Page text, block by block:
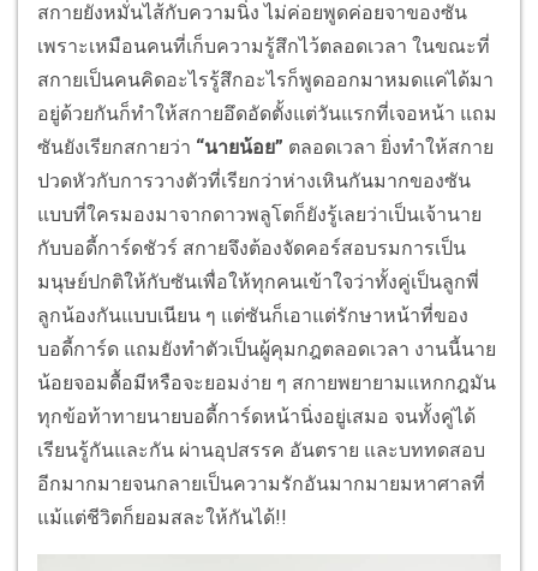
สกายยังหมั่นไส้กับความนิ่ง ไม่ค่อยพูดค่อยจาของซัน
เพราะเหมือนคนที่เก็บความรู้สึกไว้ตลอดเวลา ในขณะที่
สกายเป็นคนคิดอะไรรู้สึกอะไรก็พูดออกมาหมดแค่ได้มา
อยู่ด้วยกันก็ทำให้สกายอึดอัดตั้งแต่วันแรกที่เจอหน้า แถม
ซันยังเรียกสกายว่า “นายน้อย” ตลอดเวลา ยิ่งทำให้สกาย
ปวดหัวกับการวางตัวที่เรียกว่าห่างเหินกันมากของซัน
แบบที่ใครมองมาจากดาวพลูโตก็ยังรู้เลยว่าเป็นเจ้านาย
กับบอดี้การ์ดชัวร์ สกายจึงต้องจัดคอร์สอบรมการเป็น
มนุษย์ปกติให้กับซันเพื่อให้ทุกคนเข้าใจว่าทั้งคู่เป็นลูกพี่
ลูกน้องกันแบบเนียน ๆ แต่ซันก็เอาแต่รักษาหน้าที่ของ
บอดี้การ์ด แถมยังทำตัวเป็นผู้คุมกฎตลอดเวลา งานนี้นาย
น้อยจอมดื้อมีหรือจะยอมง่าย ๆ สกายพยายามแหกกฎมัน
ทุกข้อท้าทายนายบอดี้การ์ดหน้านิ่งอยู่เสมอ จนทั้งคู่ได้
เรียนรู้กันและกัน ผ่านอุปสรรค อันตราย และบททดสอบ
อีกมากมายจนกลายเป็นความรักอันมากมายมหาศาลที่
แม้แต่ชีวิตก็ยอมสละให้กันได้!!